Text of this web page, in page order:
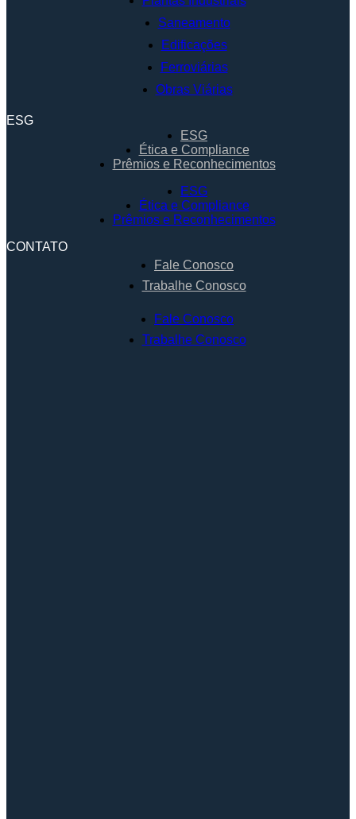
Saneamento
Edificações
Ferroviárias
Obras Viárias
ESG
ESG
Ética e Compliance
Prêmios e Reconhecimentos
ESG
Ética e Compliance
Prêmios e Reconhecimentos
CONTATO
Fale Conosco
Trabalhe Conosco
Fale Conosco
Trabalhe Conosco